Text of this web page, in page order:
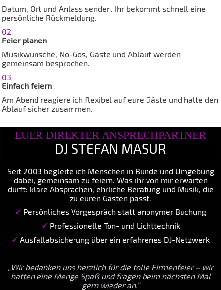
Datum, Ort und Anlass senden. Ihr bekommt schnell eine
persönliche Rückmeldung.
02
Feier planen
Musikwünsche, No-Gos, Gäste und Ablauf werden
gemeinsam besprochen.
03
Einfach feiern
Am Abend reagiere ich flexibel auf eure Gäste und halte den
Ablauf sicher zusammen.
EUER DIREKTER ANSPRECHPARTNER
DJ STEFAN MASUR
Seit 2003 begleite ich Menschen in Bünde und Umgebung
dabei, gemeinsam zu feiern. Was ihr von mir erwarten
dürft: klare Absprachen, ehrliche Beratung und Musik, die
zu euren Gästen passt.
✓ Persönliches Vorgespräch statt anonymer Buchung
✓ Professionelle Ton- und Lichttechnik
✓ Ausfallabsicherung über ein erfahrenes DJ-Netzwerk
„Wir bedanken uns herzlich für die tolle Firmenfeier – wir
hatten eine Menge Spaß und fragen beim nächsten Mal
gern wieder an.“